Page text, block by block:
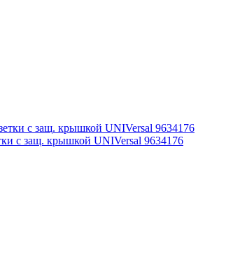
с защ. крышкой UNIVersal 9634176